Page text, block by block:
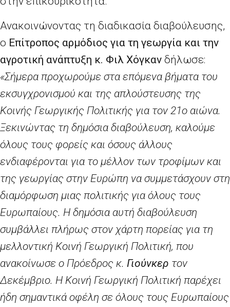
Ανακοινώνοντας τη διαδικασία διαβούλευσης,
ο Επίτροπος αρμόδιος για τη γεωργία και την
αγροτική ανάπτυξη κ. Φιλ Χόγκαν δήλωσε:
«Σήμερα προχωρούμε στα επόμενα βήματα του
εκσυγχρονισμού και της απλούστευσης της
Κοινής Γεωργικής Πολιτικής για τον 21ο αιώνα.
Ξεκινώντας τη δημόσια διαβούλευση, καλούμε
όλους τους φορείς και όσους άλλους
ενδιαφέρονται για το μέλλον των τροφίμων και
της γεωργίας στην Ευρώπη να συμμετάσχουν στη
διαμόρφωση μιας πολιτικής για όλους τους
Ευρωπαίους. Η δημόσια αυτή διαβούλευση
συμβάλλει πλήρως στον χάρτη πορείας για τη
μελλοντική Κοινή Γεωργική Πολιτική, που
ανακοίνωσε ο Πρόεδρος κ. Γιούνκερ τον
Δεκέμβριο. Η Κοινή Γεωργική Πολιτική παρέχει
ήδη σημαντικά οφέλη σε όλους τους Ευρωπαίους